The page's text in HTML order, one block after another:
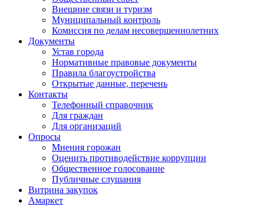
Внешние связи и туризм
Муниципальный контроль
Комиссия по делам несовершеннолетних
Документы
Устав города
Нормативные правовые документы
Правила благоустройства
Открытые данные, перечень
Контакты
Телефонный справочник
Для граждан
Для организаций
Опросы
Мнения горожан
Оценить противодействие коррупции
Общественное голосование
Публичные слушания
Витрина закупок
Амаркет